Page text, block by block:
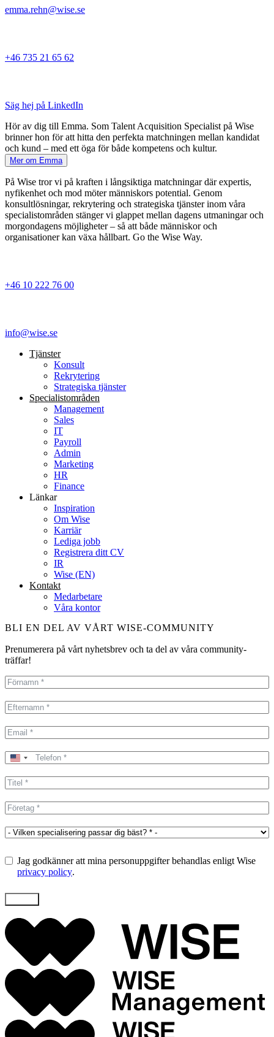
emma.rehn@wise.se
+46 735 21 65 62
Säg hej på LinkedIn
Hör av dig till Emma. Som Talent Acquisition Specialist på Wise
brinner hon för att hitta den perfekta matchningen mellan kandidat
och kund – med ett öga för både kompetens och kultur.
Mer om Emma
På Wise tror vi på kraften i långsiktiga matchningar där expertis,
nyfikenhet och mod möter människors potential. Genom
konsultlösningar, rekrytering och strategiska tjänster inom våra
specialistområden stänger vi glappet mellan dagens utmaningar och
morgondagens möjligheter – så att både människor och
organisationer kan växa hållbart. Go the Wise Way.
+46 10 222 76 00
info@wise.se
Tjänster
Konsult
Rekrytering
Strategiska tjänster
Specialist­områden
Management
Sales
IT
Payroll
Admin
Marketing
HR
Finance
Länkar
Inspiration
Om Wise
Karriär
Lediga jobb
Registrera ditt CV
IR
Wise (EN)
Kontakt
Medarbetare
Våra kontor
BLI EN DEL AV VÅRT WISE-COMMUNITY
Prenumerera på vårt nyhetsbrev och ta del av våra community-
träffar!
United
+1
Jag godkänner att mina personuppgifter behandlas enligt Wise
privacy policy.